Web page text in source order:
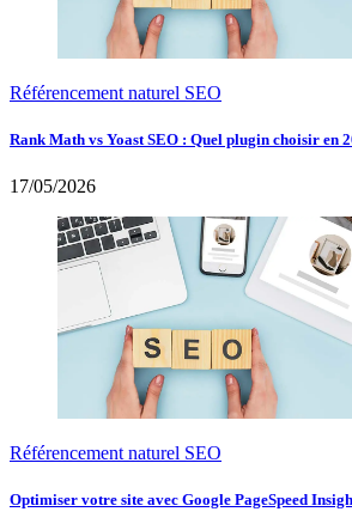
Référencement naturel SEO
Rank Math vs Yoast SEO : Quel plugin choisir en
17/05/2026
Référencement naturel SEO
Optimiser votre site avec Google PageSpeed